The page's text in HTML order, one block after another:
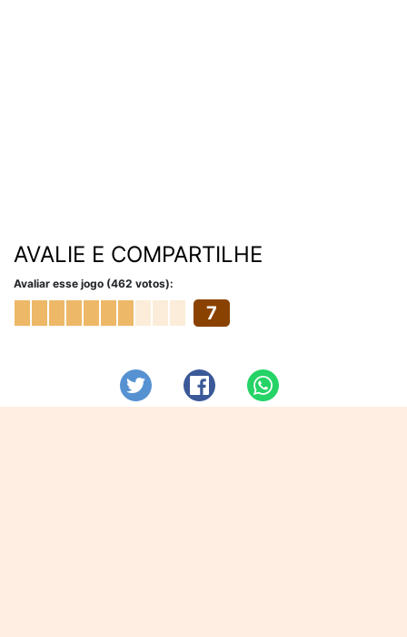
AVALIE E COMPARTILHE
Avaliar esse jogo (462 votos):
7